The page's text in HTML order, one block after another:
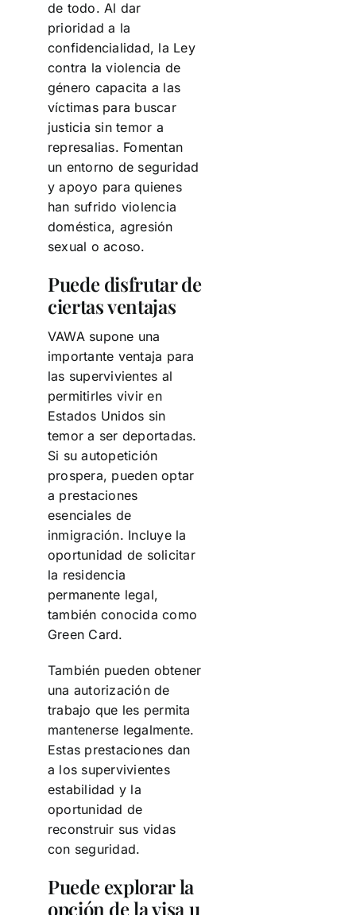
de todo. Al dar
prioridad a la
confidencialidad, la Ley
contra la violencia de
género capacita a las
víctimas para buscar
justicia sin temor a
represalias. Fomentan
un entorno de seguridad
y apoyo para quienes
han sufrido violencia
doméstica, agresión
sexual o acoso.
Puede disfrutar de
ciertas ventajas
VAWA supone una
importante ventaja para
las supervivientes al
permitirles vivir en
Estados Unidos sin
temor a ser deportadas.
Si su autopetición
prospera, pueden optar
a prestaciones
esenciales de
inmigración. Incluye la
oportunidad de solicitar
la residencia
permanente legal,
también conocida como
Green Card.
También pueden obtener
una autorización de
trabajo que les permita
mantenerse legalmente.
Estas prestaciones dan
a los supervivientes
estabilidad y la
oportunidad de
reconstruir sus vidas
con seguridad.
Puede explorar la
opción de la visa u